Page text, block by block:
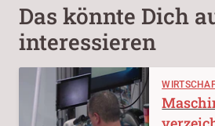
Das könnte Dich
interessieren